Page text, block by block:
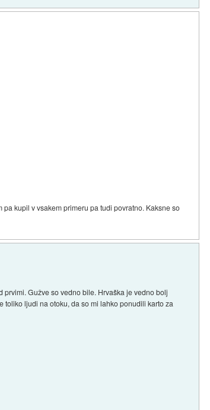
kupil v vsakem primeru pa tudi povratno. Kaksne so
prvimi. Gužve so vedno bile. Hrvaška je vedno bolj
ljudi na otoku, da so mi lahko ponudili karto za